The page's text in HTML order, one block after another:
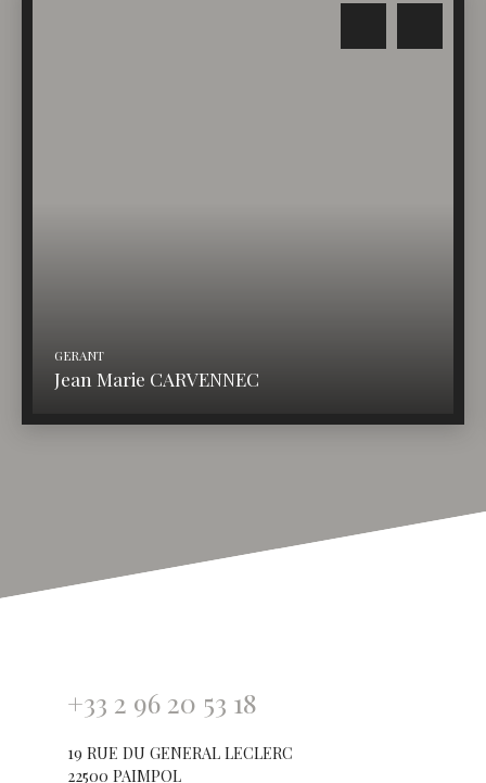
GERANT
Jean Marie CARVENNEC
+33 2 96 20 53 18
19 RUE DU GENERAL LECLERC
22500 PAIMPOL